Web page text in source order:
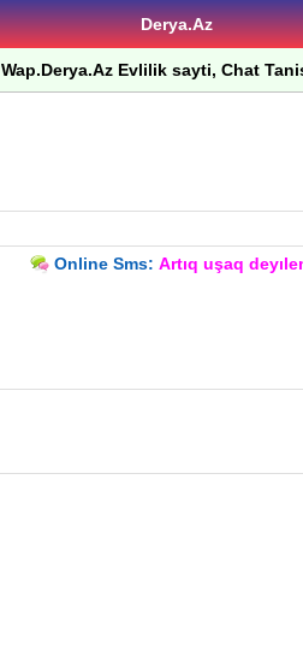
Derya.Az
Wap.Derya.Az Evlilik sayti, Chat
Online Sms: Artıq uşaq